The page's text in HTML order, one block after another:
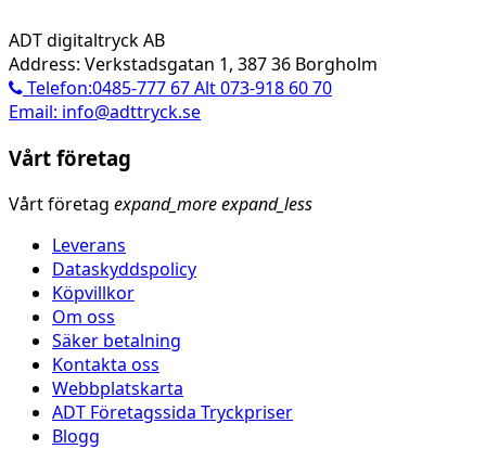
ADT digitaltryck AB
Address: Verkstadsgatan 1, 387 36 Borgholm
Telefon:0485-777 67 Alt 073-918 60 70
Email: info@adttryck.se
Vårt företag
Vårt företag expand_moreexpand_less
Leverans
Dataskyddspolicy
Köpvillkor
Om oss
Säker betalning
Kontakta oss
Webbplatskarta
ADT Företagssida Tryckpriser
Blogg